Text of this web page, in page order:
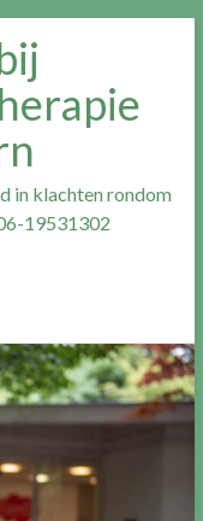
in klachten rondom
19531302